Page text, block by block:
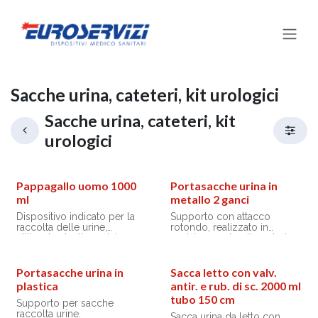
Sacche urina, cateteri, kit urologici
Sacche urina, cateteri, kit
urologici
Pappagallo uomo 1000
ml
Dispositivo indicato per la
raccolta delle urine,
utilizzato dagli uomini
Pappagallo per urine uomo
in polietilene.
Disponibile in colore bianco
e con capacità da 1 litro.
Portasacche urina in
metallo 2 ganci
Supporto con attacco
rotondo, realizzato in
acciaio con rivestimento in
urina di pazienti allettati.
Portasacche urina in
plastica
Supporto per sacche
raccolta urine.
Sacca letto con valv.
antir. e rub. di sc. 2000 ml
tubo 150 cm